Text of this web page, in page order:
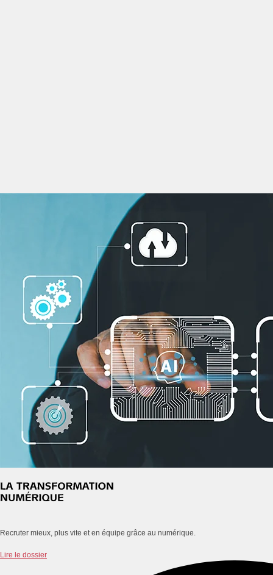
Recruter mieux, plus vite et en équipe grâce au numérique.
Lire le dossier